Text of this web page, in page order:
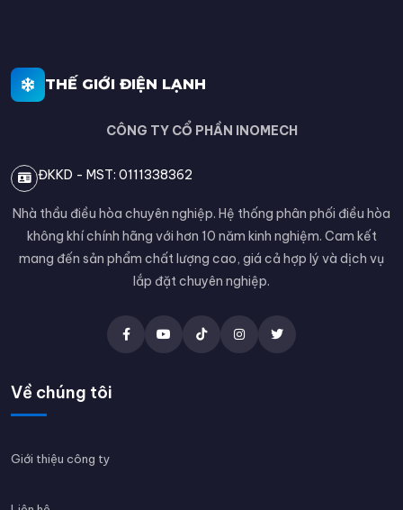
THẾ GIỚI ĐIỆN LẠNH
CÔNG TY CỔ PHẦN INOMECH
ĐKKD - MST: 0111338362
Nhà thầu điều hòa chuyên nghiệp. Hệ thống phân phối điều hòa
không khí chính hãng với hơn 10 năm kinh nghiệm. Cam kết
mang đến sản phẩm chất lượng cao, giá cả hợp lý và dịch vụ
lắp đặt chuyên nghiệp.
Về chúng tôi
Giới thiệu công ty